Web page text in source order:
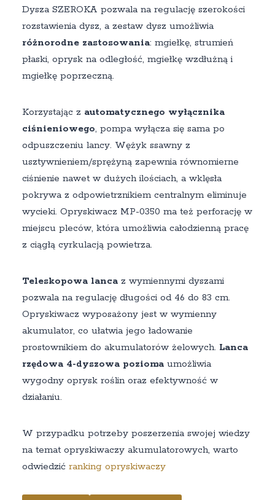
Dysza SZEROKA pozwala na regulację szerokości
rozstawienia dysz, a zestaw dysz umożliwia
różnorodne zastosowania: mgiełkę, strumień
płaski, oprysk na odległość, mgiełkę wzdłużną i
mgiełkę poprzeczną.
Korzystając z automatycznego wyłącznika
ciśnieniowego, pompa wyłącza się sama po
odpuszczeniu lancy. Wężyk ssawny z
usztywnieniem/sprężyną zapewnia równomierne
ciśnienie nawet w dużych ilościach, a wklęsła
pokrywa z odpowietrznikiem centralnym eliminuje
wycieki. Opryskiwacz MP-0350 ma też perforację w
miejscu pleców, która umożliwia całodzienną pracę
z ciągłą cyrkulacją powietrza.
Teleskopowa lancaz wymiennymi dyszami
pozwala na regulację długości od 46 do 83 cm.
Opryskiwacz wyposażony jest w wymienny
akumulator, co ułatwia jego ładowanie
prostownikiem do akumulatorów żelowych. Lanca
rzędowa 4-dyszowa poziomaumożliwia
wygodny oprysk roślin oraz efektywność w
działaniu.
W przypadku potrzeby poszerzenia swojej wiedzy
na temat opryskiwaczy akumulatorowych, warto
odwiedzić ranking opryskiwaczy